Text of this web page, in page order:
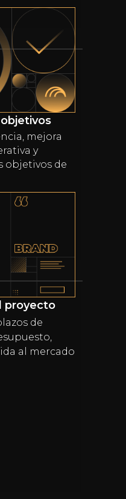
mejora
y
objetivos de
proyecto
de
al mercado